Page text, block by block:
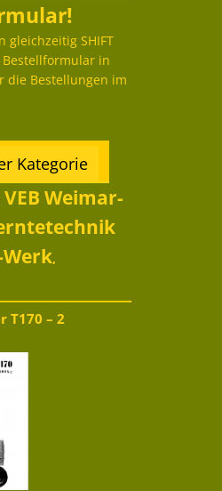
gleichzeitig SHIFT
in
die Bestellungen im
Kategorie
Weimar-
Werk,
T170 – 2